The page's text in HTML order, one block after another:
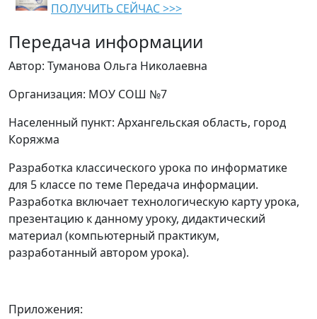
ПОЛУЧИТЬ СЕЙЧАС >>>
Передача информации
Автор: Туманова Ольга Николаевна
Организация: МОУ СОШ №7
Населенный пункт: Архангельская область, город
Коряжма
Разработка классического урока по информатике
для 5 классе по теме Передача информации.
Разработка включает технологическую карту урока,
презентацию к данному уроку, дидактический
материал (компьютерный практикум,
разработанный автором урока).
Приложения: